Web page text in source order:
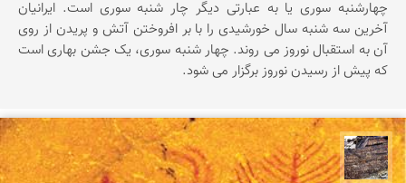
چهارشنبه سوری یا به عبارتی دیگر چار شنبه سوری است. ایرانیان
آخرین سه شنبه سال خورشیدی را با بر افروختن آتش و پریدن از روی
آن به استقبال نوروز می روند. چهار شنبه سوری، یک جشن بهاری است
که پیش از رسیدن نوروز برگزار می شود.
محمد ناصری فرد